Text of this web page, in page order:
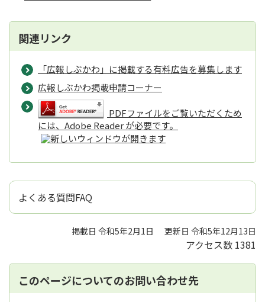
関連リンク
「広報しぶかわ」に掲載する有料広告を募集します
広報しぶかわ掲載申請コーナー
PDFファイルをご覧いただくため
には、Adobe Reader が必要です。
よくある質問FAQ
掲載日 令和5年2月1日 更新日 令和5年12月13日
アクセス数 1381
このページについてのお問い合わせ先